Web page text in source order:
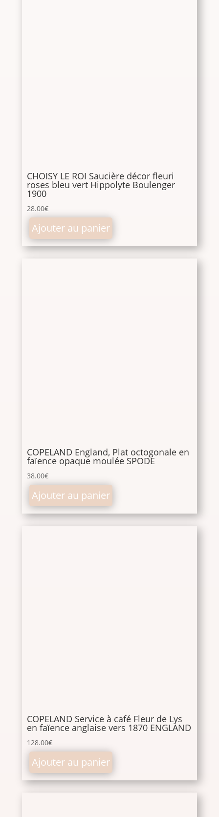
CHOISY LE ROI Saucière décor fleuri
roses bleu vert Hippolyte Boulenger
1900
28.00€
Ajouter au panier
COPELAND England, Plat octogonale en
faïence opaque moulée SPODE
38.00€
Ajouter au panier
COPELAND Service à café Fleur de Lys
en faïence anglaise vers 1870 ENGLAND
128.00€
Ajouter au panier